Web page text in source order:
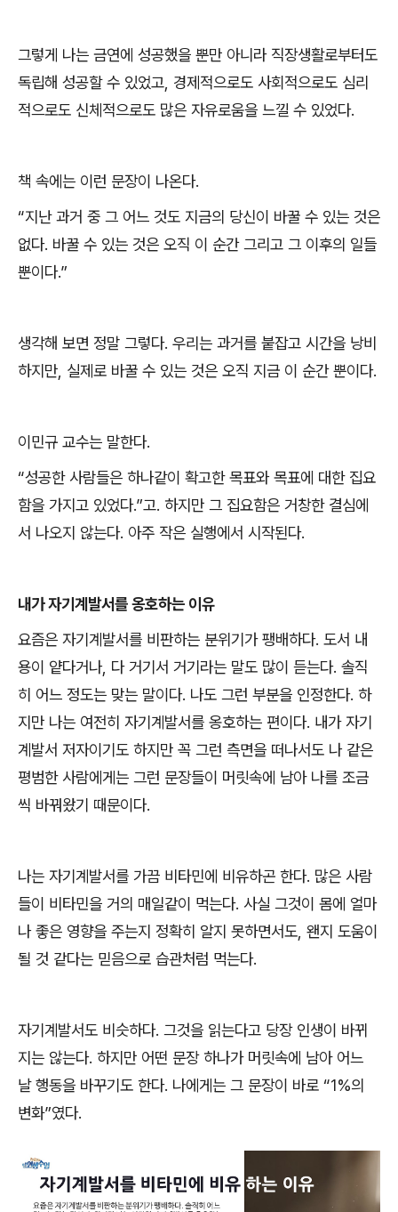
그렇게 나는 금연에 성공했을 뿐만 아니라 직장생활로부터도
독립해 성공할 수 있었고, 경제적으로도 사회적으로도 심리
적으로도 신체적으로도 많은 자유로움을 느낄 수 있었다.
책 속에는 이런 문장이 나온다.
“지난 과거 중 그 어느 것도 지금의 당신이 바꿀 수 있는 것은
없다. 바꿀 수 있는 것은 오직 이 순간 그리고 그 이후의 일들
뿐이다.”
생각해 보면 정말 그렇다. 우리는 과거를 붙잡고 시간을 낭비
하지만 실제로 바꿀 수 있는 것은 오직 지금 이 순간 뿐이다.
이민규 교수는 말한다.
“성공한 사람들은 하나같이 확고한 목표와 목표에 대한 집요
함을 가지고 있었다.”고. 하지만 그 집요함은 거창한 결심에
서 나오지 않는다. 아주 작은 실행에서 시작된다.
내가 자기계발서를 옹호하는 이유
요즘은 자기계발서를 비판하는 분위기가 팽배하다. 도서 내
용이 얕다거나, 다 거기서 거기라는 말도 많이 듣는다. 솔직
히 어느 정도는 맞는 말이다. 나도 그런 부분을 인정한다. 하
지만 나는 여전히 자기계발서를 옹호하는 편이다. 내가 자기
계발서 저자이기도 하지만 꼭 그런 측면을 떠나서도 나 같은
평범한 사람에게는 그런 문장들이 머릿속에 남아 나를 조금
씩 바꿔왔기 때문이다.
나는 자기계발서를 가끔 비타민에 비유하곤 한다. 많은 사람
들이 비타민을 거의 매일같이 먹는다. 사실 그것이 몸에 얼마
나 좋은 영향을 주는지 정확히 알지 못하면서도 왠지 도움이
될 것 같다는 믿음으로 습관처럼 먹는다.
자기계발서도 비슷하다. 그것을 읽는다고 당장 인생이 바뀌
지는 않는다. 하지만 어떤 문장 하나가 머릿속에 남아 어느
날 행동을 바꾸기도 한다. 나에게는 그 문장이 바로 “1%의
변화”였다.